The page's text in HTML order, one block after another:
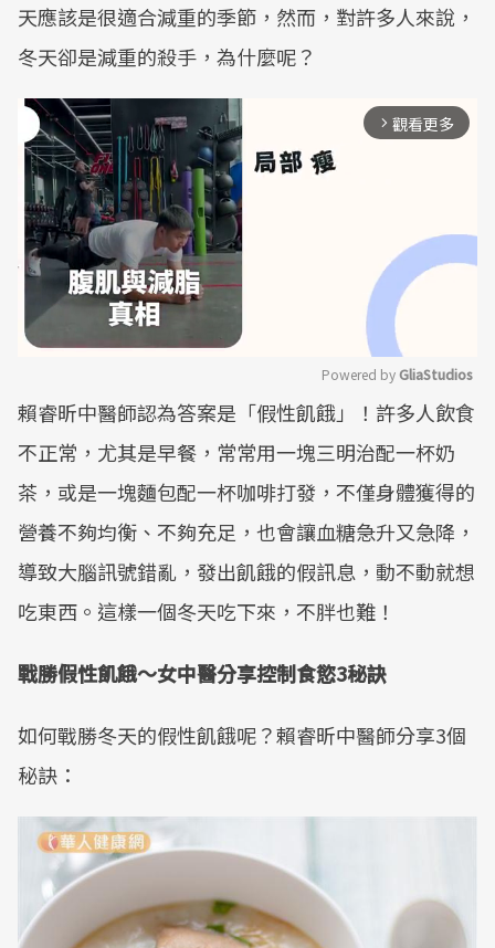
天應該是很適合減重的季節，然而，對許多人來說，
冬天卻是減重的殺手，為什麼呢？
arrow_forward_ios 觀看更多
Mute
Powered by GliaStudios
賴睿昕中醫師認為答案是「假性飢餓」！許多人飲食
不正常，尤其是早餐，常常用一塊三明治配一杯奶
茶，或是一塊麵包配一杯咖啡打發，不僅身體獲得的
營養不夠均衡、不夠充足，也會讓血糖急升又急降，
導致大腦訊號錯亂，發出飢餓的假訊息，動不動就想
吃東西。這樣一個冬天吃下來，不胖也難！
戰勝假性飢餓～女中醫分享控制食慾3秘訣
如何戰勝冬天的假性飢餓呢？賴睿昕中醫師分享3個
秘訣：